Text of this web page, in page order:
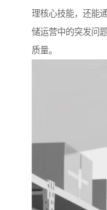
理核心技能，还能
储运营中的突发问
质量。